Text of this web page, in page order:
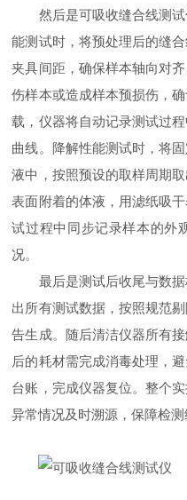
然后是可吸收缝合线测试
能测试时，将预处理后的缝
夹具间距，确保样本轴向对
伤样本或造成样本预损伤，
载，仪器将自动记录测试过
曲线。降解性能测试时，将
液中，按照预设的取样周期
表面附着的体液，用滤纸吸
试过程中同步记录样本的外
况。
最后是测试后收尾与数据
出所有测试数据，按照规范
告生成。随后清洁仪器所有
后的耗材需完成消毒处理，
台账，完成仪器复位。整个
异常情况及时溯源，保障检测